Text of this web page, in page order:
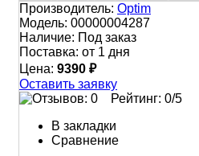
Производитель: Optim
Модель: 00000004287
Наличие: Под заказ
Поставка: от 1 дня
Цена: 9390 ₽
Оставить заявку
Рейтинг: 0/5
В закладки
Сравнение